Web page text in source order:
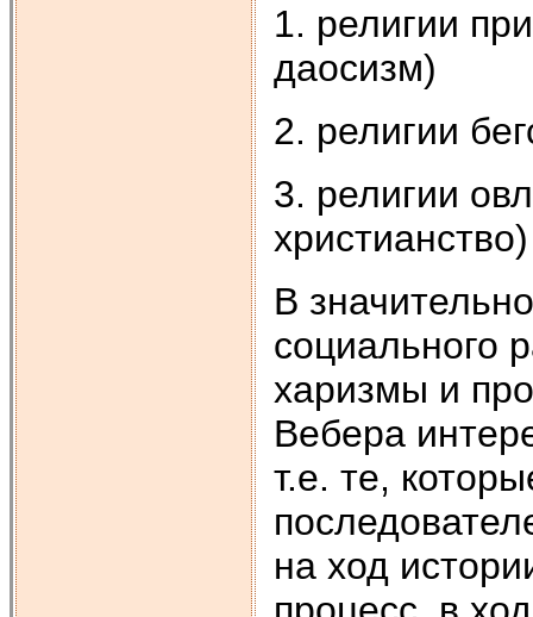
1. религии
даосизм)
2. религии
3. религии
христианство)
В
социального
харизмы и
Вебера
т.е. те,
на ход